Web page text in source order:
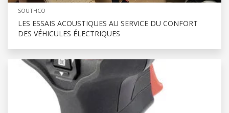
SOUTHCO
LES ESSAIS ACOUSTIQUES AU SERVICE DU CONFORT
DES VÉHICULES ÉLECTRIQUES